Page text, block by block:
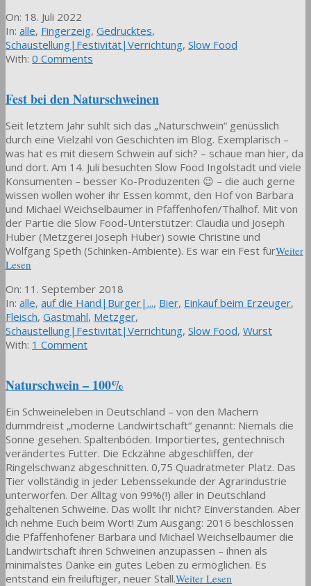
2022-
07-
18
On: 18. Juli 2022
In: alle, Fingerzeig, Gedrucktes,
Schaustellung|Festivität|Verrichtung, Slow Food
With: 0 Comments
Fest bei den Naturschweinen
Seit letztem Jahr suhlt sich das „Naturschwein“ genüsslich
durch eine Vielzahl von Geschichten im Blog. Exemplarisch –
was hat es mit diesem Schwein auf sich? – schaue man hier, da
und dort. Am 14. Juli besuchten Slow Food Ingolstadt und viele
Konsumenten – besser Ko-Produzenten 😉 – die auch gerne
wissen wollen woher ihr Essen kommt, den Hof von Barbara
und Michael Weichselbaumer in Pfaffenhofen/Thalhof. Mit von
der Partie die Slow Food-Unterstützer: Claudia und Joseph
Huber (Metzgerei Joseph Huber) sowie Christine und
Wolfgang Speth (Schinken-Ambiente). Es war ein Fest fürWeiter
Lesen
2018-
09-
11
On: 11. September 2018
In: alle, auf die Hand|Burger|..., Bier, Einkauf beim Erzeuger,
Fleisch, Gastmahl, Metzger,
Schaustellung|Festivität|Verrichtung, Slow Food, Wurst
With: 1 Comment
Naturschwein – 100%
Ein Schweineleben in Deutschland – von den Machern
dummdreist „moderne Landwirtschaft“ genannt: Niemals die
Sonne gesehen. Spaltenböden. Importiertes, gentechnisch
verändertes Futter. Die Eckzähne abgeschliffen, der
Ringelschwanz abgeschnitten. 0,75 Quadratmeter Platz. Das
Tier vollständig in jeder Lebenssekunde der Agrarindustrie
unterworfen. Der Alltag von 99%(!) aller in Deutschland
gehaltenen Schweine. Das wollt Ihr nicht? Einverstanden. Aber
ich nehme Euch beim Wort! Zum Ausgang: 2016 beschlossen
die Pfaffenhofener Barbara und Michael Weichselbaumer die
Landwirtschaft ihren Schweinen anzupassen – ihnen als
minimalstes Danke ein gutes Leben zu ermöglichen. Es
entstand ein freiluftiger, neuer Stall.Weiter Lesen